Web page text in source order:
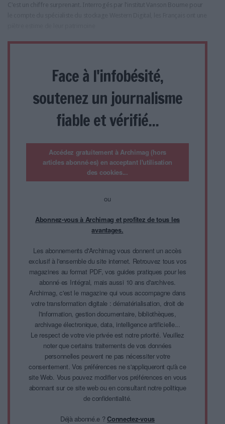
C'est un chiffre surprenant. Interrogés par l'institut Vanson Bourne pour
Face à l'infobésité,
soutenez un journalisme
fiable et vérifié...
Accédez gratuitement à Archimag (hors
articles abonné·es) en acceptant l'utilisation
des cookies...
ou
Abonnez-vous à Archimag et profitez de tous les
avantages.
Les abonnements d'Archimag vous donnent un accès
exclusif à l'ensemble du site internet. Retrouvez tous vos
magazines au format PDF, vos guides pratiques pour les
abonné·es Intégral, mais aussi 10 ans d'archives.
Archimag, c'est le magazine qui vous accompagne dans
votre transformation digitale : dématérialisation, droit de
l'information, gestion documentaire, bibliothèques,
archivage électronique, data, intelligence artificielle...
Le respect de votre vie privée est notre priorité. Veuillez
noter que certains traitements de vos données
personnelles peuvent ne pas nécessiter votre
consentement. Vos préférences ne s'appliqueront qu'à ce
site Web. Vous pouvez modifier vos préférences en vous
abonnant sur ce site web ou en consultant notre politique
de confidentialité.
Déjà abonné.e ?Connectez-vous